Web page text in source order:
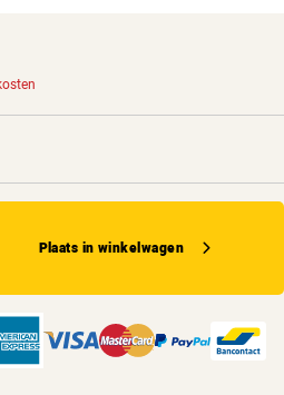
Plaats in winkelwagen